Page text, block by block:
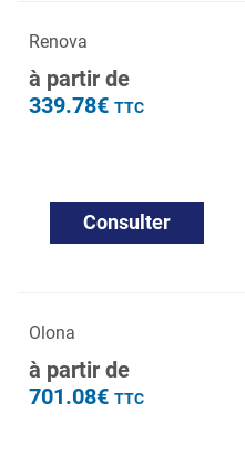
Renova
à partir de
339.78€ TTC
Consulter
Olona
à partir de
701.08€ TTC